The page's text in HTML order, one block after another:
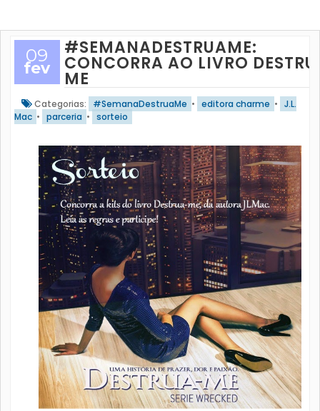
09
fev
#SEMANADESTRUAME:
CONCORRA AO LIVRO
ME
Categorias: #SemanaDestruaMe • editora charme • J.L.
Mac • parceria • sorteio